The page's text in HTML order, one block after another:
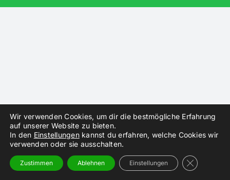
Wir verwenden Cookies, um dir die bestmögliche Erfahrung
auf unserer Website zu bieten.
In den Einstellungenkannst du erfahren, welche Cookies wir
verwenden oder sie ausschalten.
Zustimmen Ablehnen Einstellungen GDPR